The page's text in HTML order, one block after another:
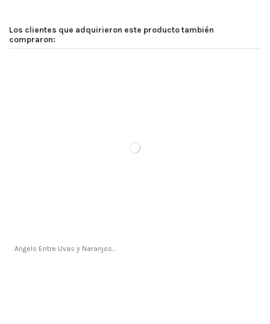
Los clientes que adquirieron este producto también
compraron:
Angels Entre Uvas y Naranjos...